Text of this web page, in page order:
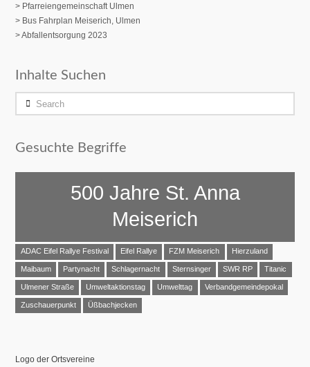
> Pfarreiengemeinschaft Ulmen
> Bus Fahrplan Meiserich, Ulmen
> Abfallentsorgung 2023
Inhalte Suchen
Search
Gesuchte Begriffe
500 Jahre St. Anna
Meiserich
ADAC Eifel Rallye Festival Eifel Rallye FZM Meiserich Hierzuland
Maibaum Partynacht Schlagernacht Sternsinger SWR RP Titanic
Ulmener Straße Umweltaktionstag Umwelttag Verbandgemeindepokal
Zuschauerpunkt Üßbachjecken
Logo der Ortsvereine